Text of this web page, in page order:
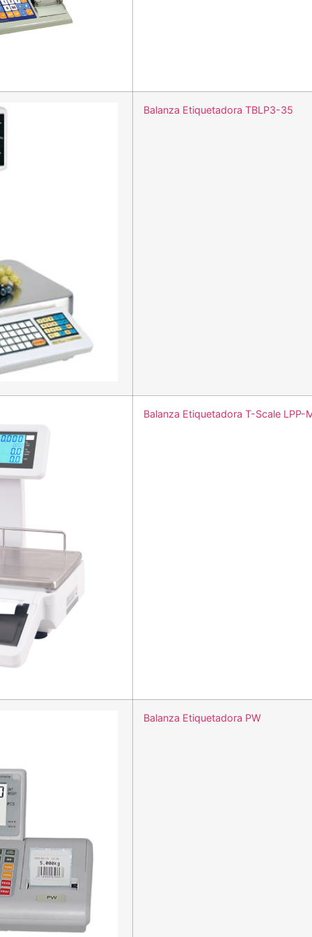
Balanza Etiquetadora TBLP3-35
Balanza Etiquetadora T-Scale LPP-
Balanza Etiquetadora PW